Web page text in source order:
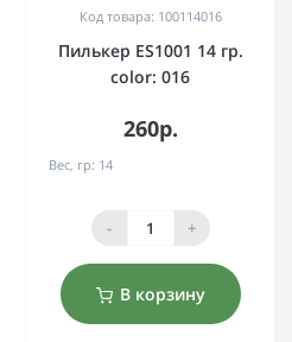
Код товара: 100114016
Пилькер ES1001 14 гр.
color: 016
260р.
Вес, гр: 14
- +
В корзину